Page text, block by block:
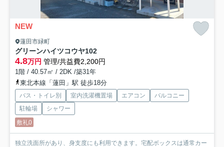
NEW
蓮田市緑町
グリーンハイツコウヤ102
4.8万円 管理/共益費2,200円
1階 / 40.57㎡ / 2DK /築31年
東北本線「蓮田」駅 徒歩18分
バス・トイレ別 室内洗濯機置場 エアコン
バルコニー
駐輪場
シャワー
敷礼0
独立洗面所があり、身支度にも利用できます。宅配ボックスは通常カー